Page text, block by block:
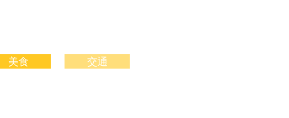
美食 交通